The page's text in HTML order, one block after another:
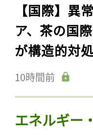
【国際】異
ア、茶の国
が構造的対
10時間前
エネルギー